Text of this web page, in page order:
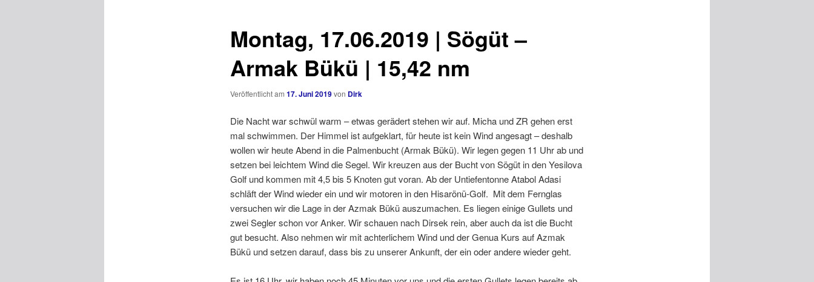
Montag, 17.06.2019 | Sögüt –
Armak Bükü | 15,42 nm
Veröffentlicht am 17. Juni 2019von Dirk
Die Nacht war schwül warm – etwas gerädert stehen wir auf. Micha und ZR gehen erst
mal schwimmen. Der Himmel ist aufgeklart, für heute ist kein Wind angesagt – deshalb
wollen wir heute Abend in die Palmenbucht (Armak Bükü). Wir legen gegen 11 Uhr ab und
setzen bei leichtem Wind die Segel. Wir kreuzen aus der Bucht von Sögüt in den Yesilova
Golf und kommen mit 4,5 bis 5 Knoten gut voran. Ab der Untiefentonne Atabol Adasi
schläft der Wind wieder ein und wir motoren in den Hisarönü-Golf. Mit dem Fernglas
versuchen wir die Lage in der Azmak Bükü auszumachen. Es liegen einige Gullets und
zwei Segler schon vor Anker. Wir schauen nach Dirsek rein, aber auch da ist die Bucht
gut besucht. Also nehmen wir mit achterlichem Wind und der Genua Kurs auf Azmak
Bükü und setzen darauf, dass bis zu unserer Ankunft, der ein oder andere wieder geht.